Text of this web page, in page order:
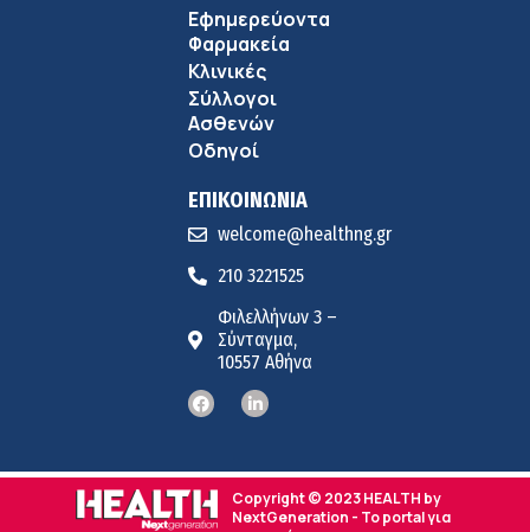
Εφημερεύοντα
Φαρμακεία
Κλινικές
Σύλλογοι
Ασθενών
Οδηγοί
ΕΠΙΚΟΙΝΩΝΙΑ
welcome@healthng.gr
210 3221525
Φιλελλήνων 3 –
Σύνταγμα,
10557 Αθήνα
Copyright © 2023 HEALTH by
NextGeneration - Το portal για